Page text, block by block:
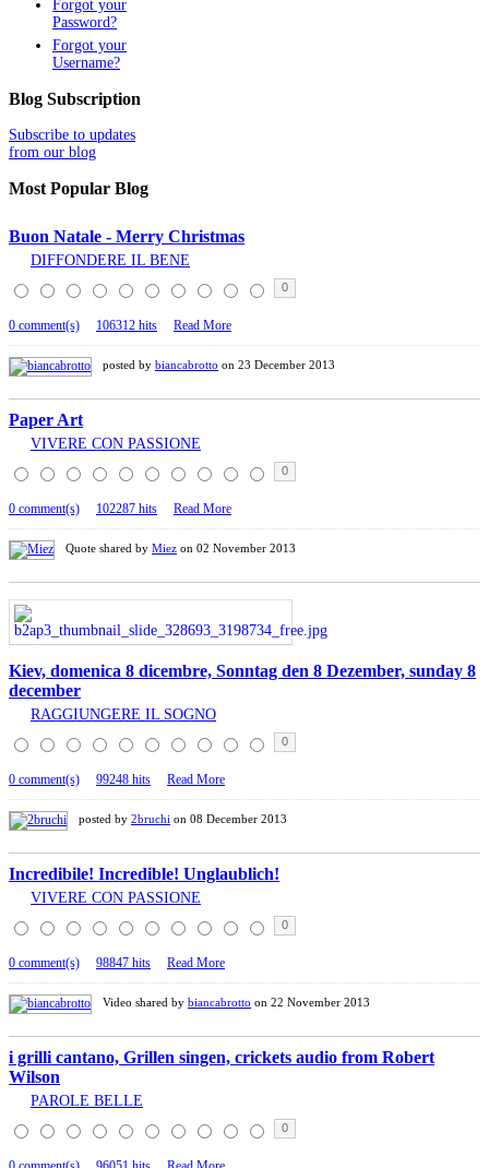
Forgot your
Password?
Forgot your
Username?
Blog Subscription
Subscribe to updates
from our blog
Most Popular Blog
Buon Natale - Merry Christmas
DIFFONDERE IL BENE
0
0 comment(s) 106312 hits Read More
posted by biancabrotto on 23 December 2013
Paper Art
VIVERE CON PASSIONE
0
0 comment(s) 102287 hits Read More
Quote shared by Miez on 02 November 2013
Kiev, domenica 8 dicembre, Sonntag den 8 Dezember, sunday 8
december
RAGGIUNGERE IL SOGNO
0
0 comment(s) 99248 hits Read More
posted by 2bruchi on 08 December 2013
Incredibile! Incredible! Unglaublich!
VIVERE CON PASSIONE
0
0 comment(s) 98847 hits Read More
Video shared by biancabrotto on 22 November 2013
i grilli cantano, Grillen singen, crickets audio from Robert
Wilson
PAROLE BELLE
0